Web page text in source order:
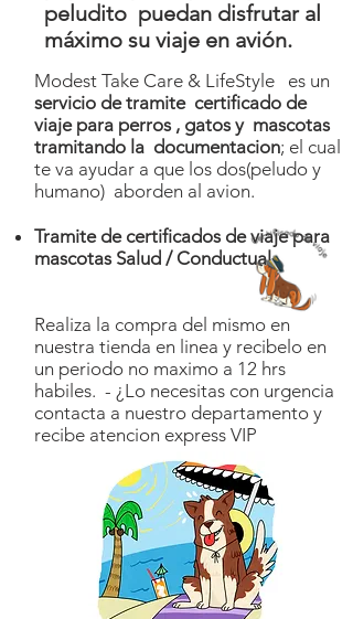
peludito puedan disfrutar al
máximo su viaje en avión.
Modest Take Care & LifeStyle es un
servicio de tramite certificado de
viaje para perros , gatos y mascotas
tramitando la documentacion; el cual
te va ayudar a que los dos(peludo y
humano) aborden al avion.
Tramite de certificados de viaje para
mascotas Salud / Conductual
Realiza la compra del mismo en
nuestra tienda en linea y recibelo en
un periodo no maximo a 12 hrs
habiles. - ¿Lo necesitas con urgencia
contacta a nuestro departamento y
recibe atencion express VIP